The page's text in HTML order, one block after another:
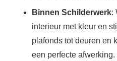
Binnen Schilderwerk:
interieur met kleur en
plafonds tot deuren en
een perfecte afwerking.